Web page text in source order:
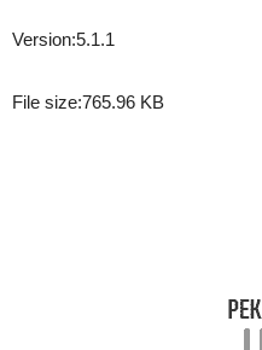
Version:5.1.1
File size:765.96 KB